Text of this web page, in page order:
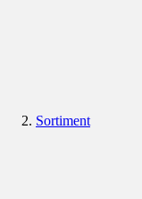
Sortiment